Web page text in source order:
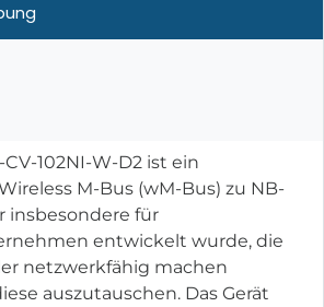
CV-102NI-W-D2 ist ein
M-Bus (wM-Bus) zu NB-
insbesondere für
entwickelt wurde, die
netzwerkfähig machen
auszutauschen. Das Gerät